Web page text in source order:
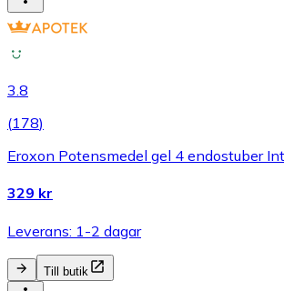
3.8
(178)
Eroxon Potensmedel gel 4 endostuber
329 kr
Leverans: 1-2 dagar
Till butik